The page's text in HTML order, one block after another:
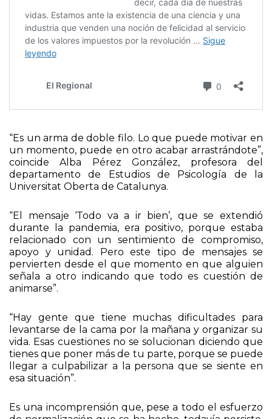
“Es un arma de doble filo. Lo que puede motivar en
un momento, puede en otro acabar arrastrándote”,
coincide Alba Pérez González, profesora del
departamento de Estudios de Psicología de la
“El mensaje ‘Todo va a ir bien’, que se extendió
durante la pandemia, era positivo, porque estaba
relacionado con un sentimiento de compromiso,
apoyo y unidad. Pero este tipo de mensajes se
pervierten desde el que momento en que alguien
“Hay gente que tiene muchas dificultades para
levantarse de la cama por la mañana y organizar su
vida. Esas cuestiones no se solucionan diciendo que
tienes que poner más de tu parte, porque se puede